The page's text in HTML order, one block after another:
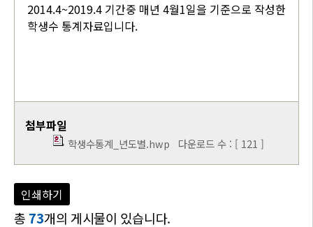
2014.4~2019.4 기간중 매년 4월1일을 기준으로 작성한
학생수 통계자료입니다.
첨부파일
학생수통계_년도별.hwp 다운로드 수 : [ 121 ]
인쇄하기
총 73개의 게시물이 있습니다.